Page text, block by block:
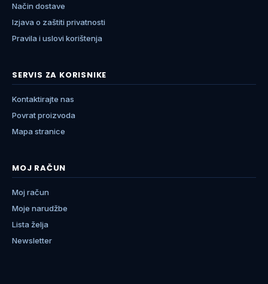
Način dostave
Izjava o zaštiti privatnosti
Pravila i uslovi korištenja
SERVIS ZA KORISNIKE
Kontaktirajte nas
Povrat proizvoda
Mapa stranice
MOJ RAČUN
Moj račun
Moje narudžbe
Lista želja
Newsletter